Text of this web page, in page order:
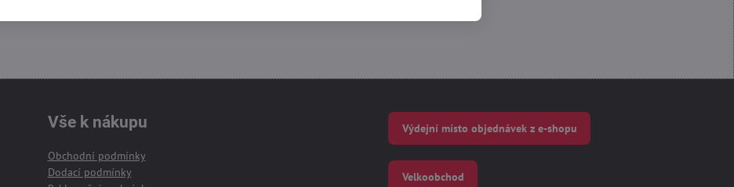
Vše k nákupu
Obchodní podmínky
Dodací podmínky
Výdejní místo objednávek z e-shopu
Velkoobchod